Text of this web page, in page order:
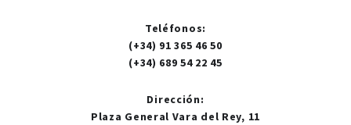
Teléfonos:
(+34) 91 365 46 50
(+34) 689 54 22 45
Dirección:
Plaza General Vara del Rey, 11